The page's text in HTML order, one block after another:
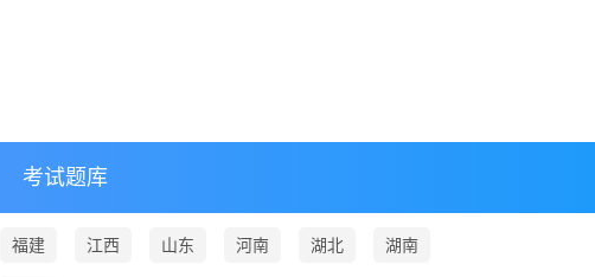
考试题库
福建 江西 山东 河南 湖北 湖南